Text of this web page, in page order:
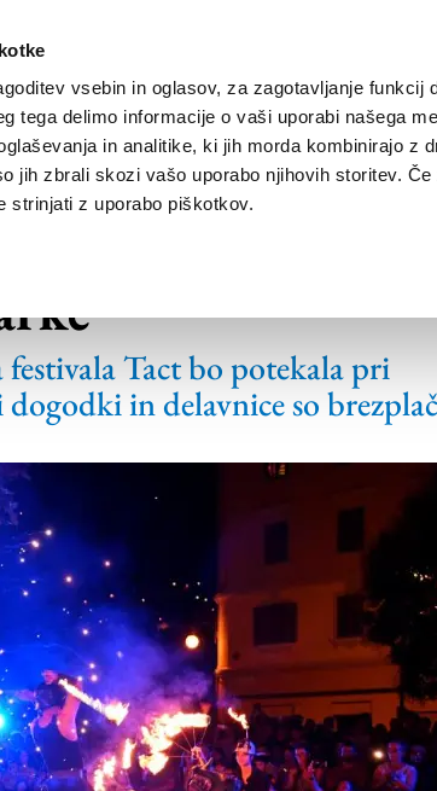
vsebin in oglasov, za zagotavljanje funkcij
tega delimo informacije o vaši uporabi našega
in analitike, ki jih morda kombinirajo z
jih zbrali skozi vašo uporabo njihovih storitev.
strinjati z uporabo piškotkov.
NOVICE TRŽAŠKA GORIŠKA KULTURA
prakse vabijo
Tact bo potekala pri
in delavnice so